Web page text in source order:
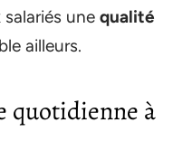
une qualité
ailleurs.
quotidienne à